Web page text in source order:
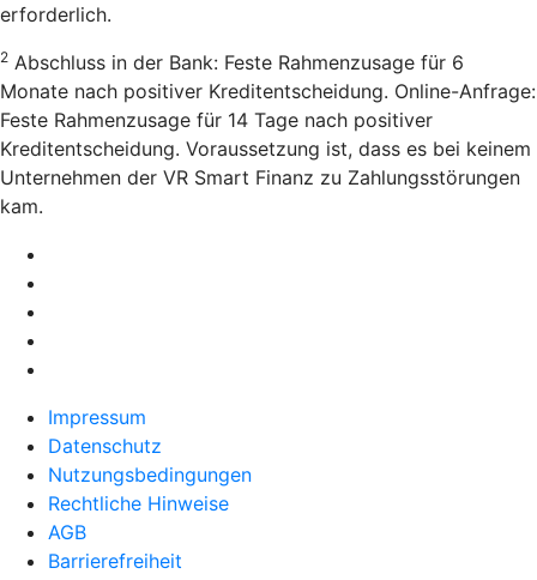
erforderlich.
2 Abschluss in der Bank: Feste Rahmenzusage für 6
Monate nach positiver Kreditentscheidung. Online-Anfrage:
Feste Rahmenzusage für 14 Tage nach positiver
Kreditentscheidung. Voraussetzung ist, dass es bei keinem
Unternehmen der VR Smart Finanz zu Zahlungsstörungen
kam.
Impressum
Datenschutz
Nutzungsbedingungen
Rechtliche Hinweise
AGB
Barrierefreiheit